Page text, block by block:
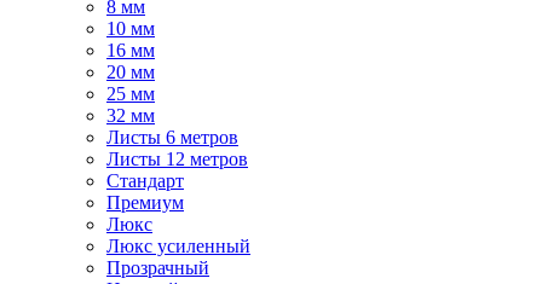
8 мм
10 мм
16 мм
20 мм
25 мм
32 мм
Листы 6 метров
Листы 12 метров
Стандарт
Премиум
Люкс
Люкс усиленный
Прозрачный